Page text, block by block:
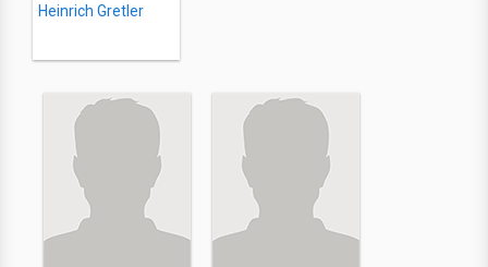
Heinrich Gretler